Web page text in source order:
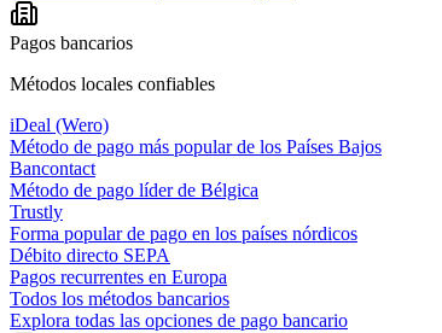
Pagos bancarios
Métodos locales confiables
iDeal (Wero)
Método de pago más popular de los Países Bajos
Bancontact
Método de pago líder de Bélgica
Trustly
Forma popular de pago en los países nórdicos
Débito directo SEPA
Pagos recurrentes en Europa
Todos los métodos bancarios
Explora todas las opciones de pago bancario